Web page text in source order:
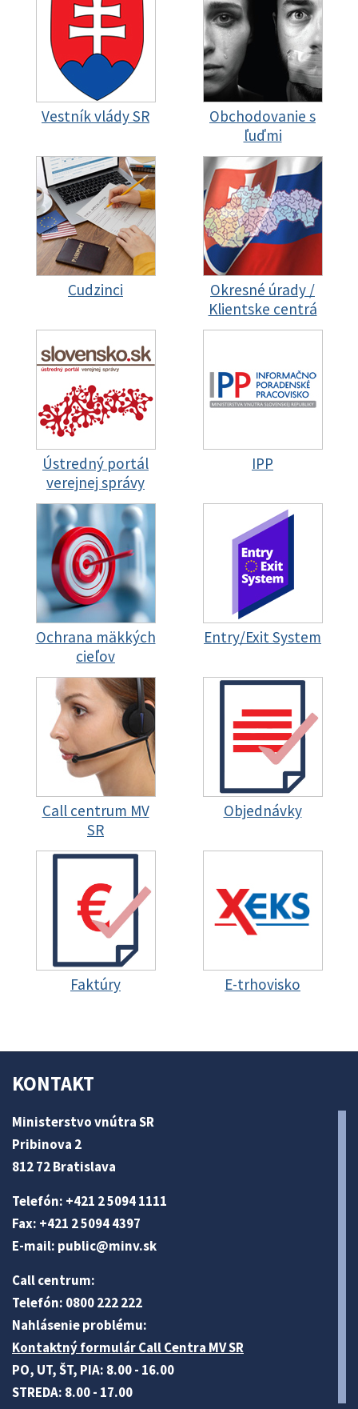
Vestník vlády SR
Obchodovanie s
ľuďmi
Cudzinci
Okresné úrady /
Klientske centrá
Ústredný portál
verejnej správy
IPP
Ochrana mäkkých
cieľov
Entry/Exit System
Call centrum MV
SR
Objednávky
Faktúry E-trhovisko
KONTAKT
Ministerstvo vnútra SR
Pribinova 2
812 72 Bratislava
Telefón: +421 2 5094 1111
Fax: +421 2 5094 4397
E-mail: public@minv.sk
Call centrum:
Telefón: 0800 222 222
Nahlásenie problému:
Kontaktný formulár Call Centra MV SR
PO, UT, ŠT, PIA: 8.00 - 16.00
STREDA: 8.00 - 17.00